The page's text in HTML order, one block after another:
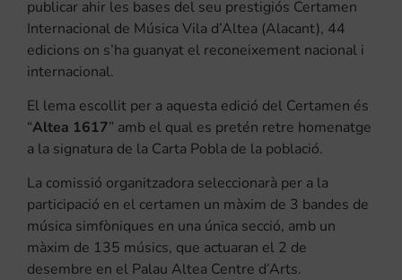
publicar ahir les bases del seu prestigiós Certamen
Internacional de Música Vila d’Altea (Alacant), 44
edicions on s’ha guanyat el reconeixement nacional i
internacional.
El lema escollit per a aquesta edició del Certamen és
“Altea 1617” amb el qual es pretén retre homenatge
a la signatura de la Carta Pobla de la població.
La comissió organitzadora seleccionarà per a la
participació en el certamen un màxim de 3 bandes de
música simfòniques en una única secció, amb un
màxim de 135 músics, que actuaran el 2 de
desembre en el Palau Altea Centre d’Arts.